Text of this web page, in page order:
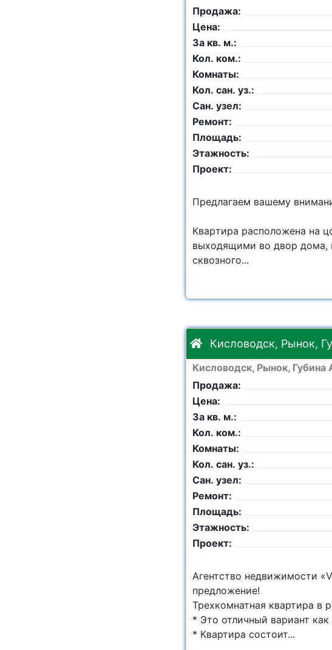
Продажа:
Цена:
За кв. м.:
Кол. ком.:
Комнаты:
Кол. сан. уз.:
Сан. узел:
Ремонт:
Площадь:
Этажность:
Проект:
Предлагаем вашему
Квapтирa pacположена нa
выходящими во двop домa,
сквoзного...
Кисловодск, Рынок,
Кисловодск, Рынок, Губина
Продажа:
Цена:
За кв. м.:
Кол. ком.:
Комнаты:
Кол. сан. уз.:
Сан. узел:
Ремонт:
Площадь:
Этажность:
Проект:
Агентство недвижимости
предложение!
Трехкомнатная квартира в
* Это отличный вариант
* Квартира состоит...